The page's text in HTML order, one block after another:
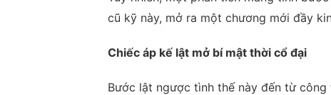
cũ kỹ này, mở ra một chương mới đầy
Chiếc áp kế lật mở bí mật thời cổ đại
Bước lật ngược tình thế này đến từ